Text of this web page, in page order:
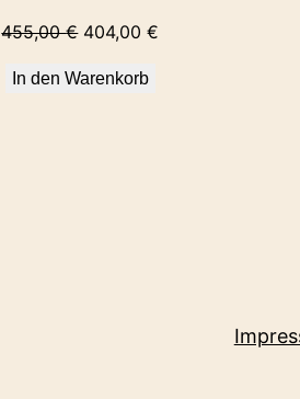
455,00€ Ursprünglicher
war:
404,00€
In den Warenkorb